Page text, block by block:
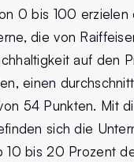
0 bis 100 erzielen
die von
auf den
einen
54 Punkten. Mit
sich die
10 bis 20 Prozent